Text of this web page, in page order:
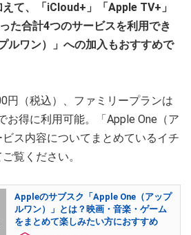
て、「iCloud+」「Apple TV+」
た合計4つのサービスを利用でき
ルワン）」への加入もおすすめで
円（税込）、ファミリープランは
お得に利用可能。「Apple One（ア
ス内容についてまとめているイチ
覧ください。
Appleのサブスク「Apple One（アップ
ルワン）」とは？映画・音楽・ゲーム
をまとめて楽しみたい方におすすめ